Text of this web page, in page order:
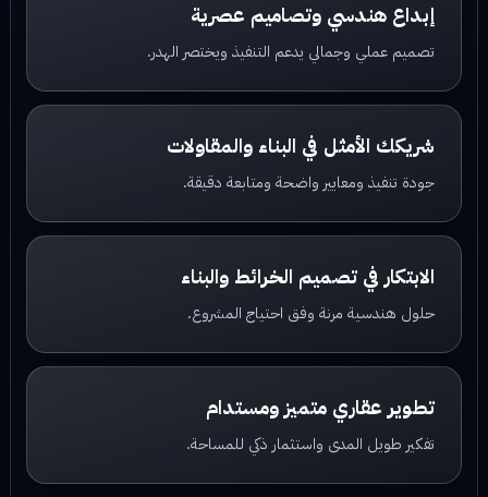
إبداع هندسي وتصاميم عصرية
تصميم عملي وجمالي يدعم التنفيذ ويختصر الهدر.
شريكك الأمثل في البناء والمقاولات
جودة تنفيذ ومعايير واضحة ومتابعة دقيقة.
الابتكار في تصميم الخرائط والبناء
حلول هندسية مرنة وفق احتياج المشروع.
تطوير عقاري متميز ومستدام
تفكير طويل المدى واستثمار ذكي للمساحة.